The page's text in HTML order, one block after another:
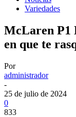
Variedades
McLaren P1
en que te
Por
administrador
-
25 de julio de 2024
0
833